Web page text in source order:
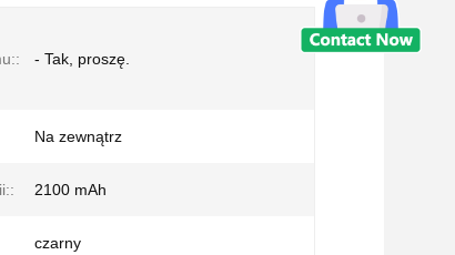
- Tak, proszę.
Na zewnątrz
2100 mAh
czarny